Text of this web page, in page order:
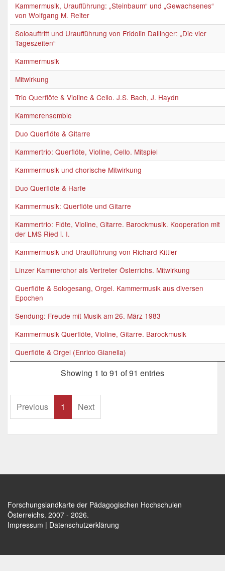
Kammermusik, Uraufführung: „Steinbaum“ und „Gewachsenes“
von Wolfgang M. Reiter
Soloauftritt und Uraufführung von Fridolin Dallinger: „Die vier
Tageszeiten“
Kammermusik
Mitwirkung
Trio Querflöte & Violine & Cello. J.S. Bach, J. Haydn
Kammerensemble
Duo Querflöte & Gitarre
Kammertrio: Querflöte, Violine, Cello. Mitspiel
Kammermusik und chorische Mitwirkung
Duo Querflöte & Harfe
Kammermusik: Querflöte und Gitarre
Kammertrio: Flöte, Violine, Gitarre. Barockmusik. Kooperation mit
der LMS Ried i. I.
Kammermusik und Uraufführung von Richard Kittler
Linzer Kammerchor als Vertreter Österrichs. Mitwirkung
Querflöte & Sologesang, Orgel. Kammermusik aus diversen
Epochen
Sendung: Freude mit Musik am 26. März 1983
Kammermusik Querflöte, Violine, Gitarre. Barockmusik
Querflöte & Orgel (Enrico Gianella)
Showing 1 to 91 of 91 entries
Previous 1 Next
Forschungslandkarte der Pädagogischen Hochschulen
Österreichs. 2007 - 2026.
Impressum | Datenschutzerklärung